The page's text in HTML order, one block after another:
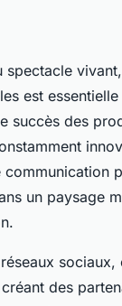
spectacle
est
succès des
communication
un paysage
sociaux,
créant des